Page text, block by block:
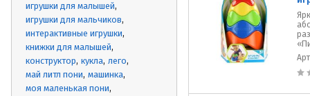
игрушки для малышей
игрушки для мальчиков
интерактивные игрушки
книжки для малышей
конструктор кукла лего
май литл пони машинка
моя маленькая пони